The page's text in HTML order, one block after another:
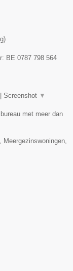
)
BE 0787 798 564
Screenshot ▼
met meer dan
Meergezinswoningen,